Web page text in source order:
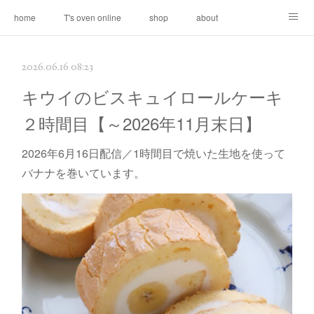
home T's oven online shop about
2026.06.16 08:23
キウイのビスキュイロールケーキ
２時間目【～2026年11月末日】
2026年6月16日配信／1時間目で焼いた生地を使って
バナナを巻いています。